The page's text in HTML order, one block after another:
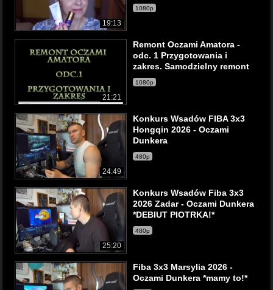
19:13
1080p
21:21
Remont Oczami Amatora -
odc. 1 Przygotowania i
zakres. Samodzielny remont
1080p
24:49
Konkurs Wsadów FIBA 3x3
Hongqin 2026 - Oczami
Dunkera
480p
25:20
Konkurs Wsadów Fiba 3x3
2026 Zadar - Oczami Dunkera
*DEBIUT PIOTRKA!*
480p
Fiba 3x3 Marsylia 2026 -
Oczami Dunkera *mamy to!*